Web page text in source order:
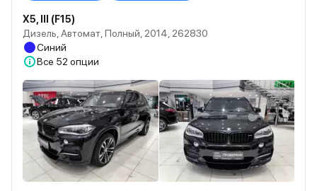
X5, III (F15)
Дизель, Автомат, Полный, 2014, 262830
Синий
Все 52 опции